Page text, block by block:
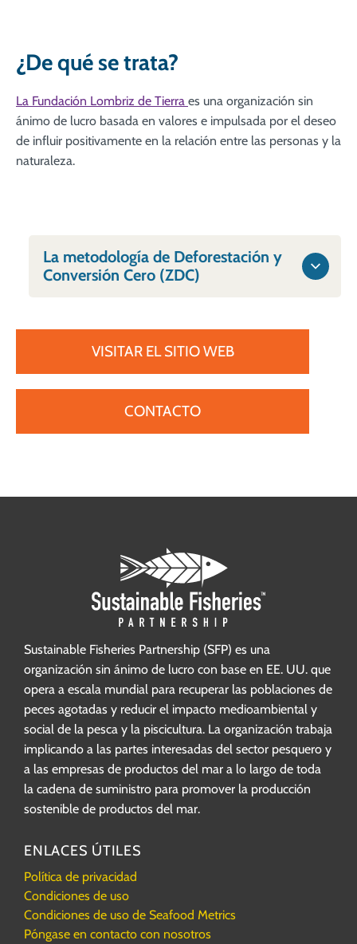
¿De qué se trata?
La Fundación Lombriz de Tierra es una organización sin
ánimo de lucro basada en valores e impulsada por el deseo
de influir positivamente en la relación entre las personas y la
naturaleza.
La metodología de Deforestación y
Conversión Cero (ZDC)
VISITAR EL SITIO WEB
CONTACTO
Sustainable Fisheries Partnership (SFP) es una
organización sin ánimo de lucro con base en EE. UU. que
opera a escala mundial para recuperar las poblaciones de
peces agotadas y reducir el impacto medioambiental y
social de la pesca y la piscicultura. La organización trabaja
implicando a las partes interesadas del sector pesquero y
a las empresas de productos del mar a lo largo de toda
la cadena de suministro para promover la producción
sostenible de productos del mar.
ENLACES ÚTILES
Política de privacidad
Condiciones de uso
Condiciones de uso de Seafood Metrics
Póngase en contacto con nosotros